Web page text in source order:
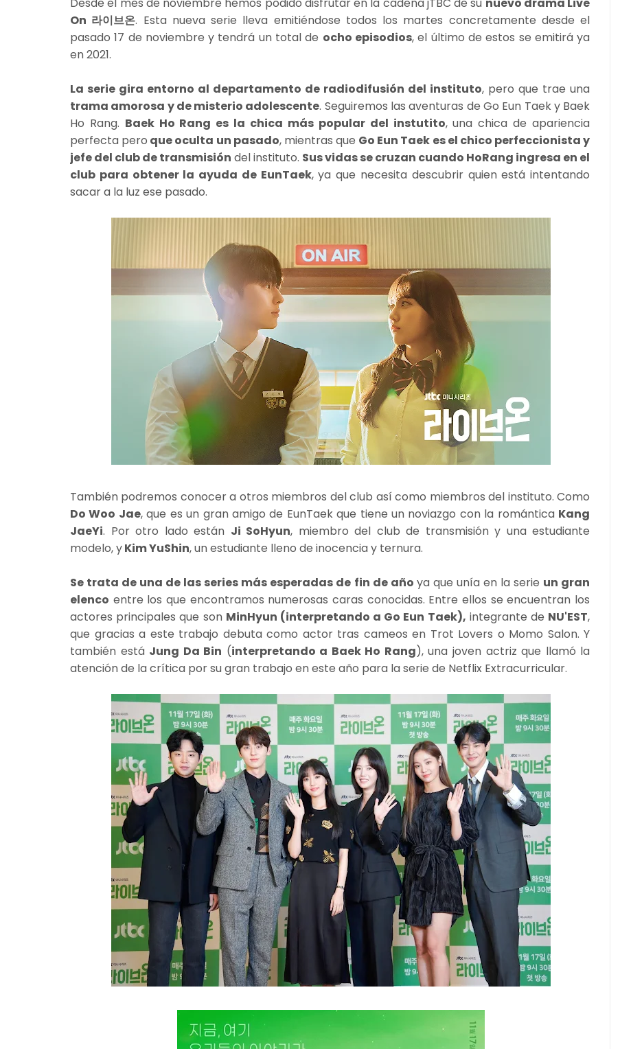
On 라이브온. Esta nueva serie lleva emitiéndose todos los martes concretamente desde el
pasado 17 de noviembre y tendrá un total de ocho episodios, el último de estos se emitirá ya
en 2021.
La serie gira entorno al departamento de radiodifusión del instituto, pero que trae una
trama amorosa y de misterio adolescente. Seguiremos las aventuras de Go Eun Taek y Baek
Ho Rang. Baek Ho Rang es la chica más popular del instutito, una chica de apariencia
perfecta pero que oculta un pasado, mientras que Go Eun Taek es el chico perfeccionista y
jefe del club de transmisión del instituto. Sus vidas se cruzan cuando HoRang ingresa en el
club para obtener la ayuda de EunTaek, ya que necesita descubrir quien está intentando
sacar a la luz ese pasado.
También podremos conocer a otros miembros del club así como miembros del instituto. Como
Do Woo Jae, que es un gran amigo de EunTaek que tiene un noviazgo con la romántica Kang
JaeYi. Por otro lado están Ji SoHyun, miembro del club de transmisión y una estudiante
modelo, yKim YuShin, un estudiante lleno de inocencia y ternura.
Se trata de una de las series más esperadas de fin de año ya que unía en la serie un gran
elenco entre los que encontramos numerosas caras conocidas. Entre ellos se encuentran los
actores principales que son MinHyun (interpretando a Go Eun Taek), integrante de NU'EST,
que gracias a este trabajo debuta como actor tras cameos en Trot Lovers o Momo Salon. Y
también está Jung Da Bin (interpretando a Baek Ho Rang), una joven actriz que llamó la
atención de la crítica por su gran trabajo en este año para la serie de Netflix Extracurricular.